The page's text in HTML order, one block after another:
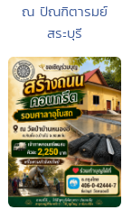
ณ ปัณฑิตารมย์
สระบุรี